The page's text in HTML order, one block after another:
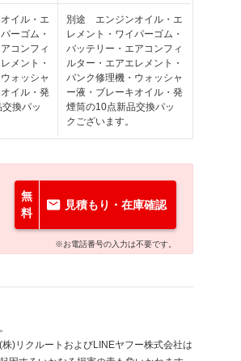
イル・エ
ーゴム・
コンフィ
メント・
ォッシャ
イル・発
換パッ
別途 エンジンオイル・エ
レメント・ワイパーゴム・
バッテリー・エアコンフィ
ルター・エアエレメント・
パンク修理機・ウォッシャ
ー液・ブレーキオイル・発
煙筒の10点新品交換パッ
クございます。
無
料
見積もり・在庫確認
※お電話番号の入力は不要です。
)リクルートおよびLINEヤフー株式会社は